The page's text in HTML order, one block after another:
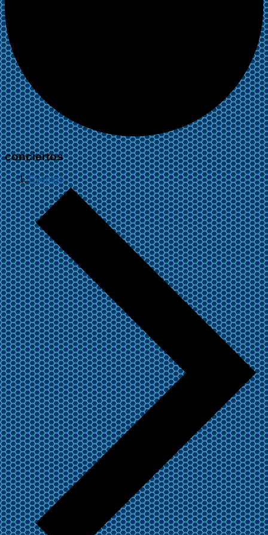
conciertos
Eventos